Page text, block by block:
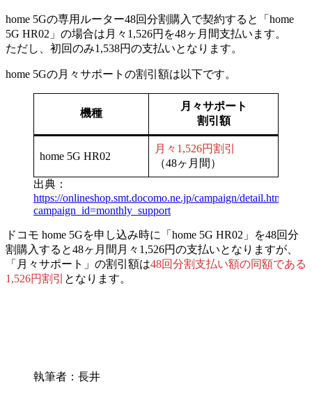
home 5Gの専用ルーター48回分割購入で契約すると「home
5G HR02」の場合は月々1,526円を48ヶ月間支払います。
ただし、初回のみ1,538円の支払いとなります。
home 5Gの月々サポートの割引額は以下です。
機種
月々サポート
割引額
home 5G HR02
月々1,526円割引
（48ヶ月間）
出典：
https://onlineshop.smt.docomo.ne.jp/campaign/detail.html?
campaign_id=monthly_support
ドコモ home 5Gを申し込み時に
「home 5G HR02」を48回分
割購入すると48ヶ月間月々1,526円の支払いとなりますが、
「月々サポート」の割引額は48回分割支払い額の同額である
1,526円割引 となります。
執筆者：長井